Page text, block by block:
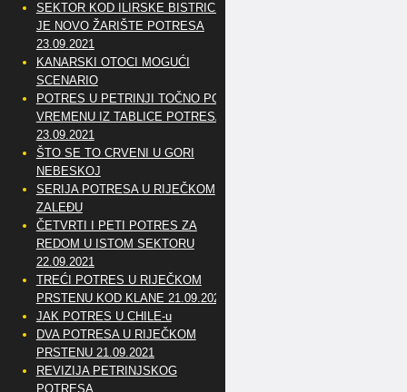
SEKTOR KOD ILIRSKE BISTRICE
JE NOVO ŽARIŠTE POTRESA
23.09.2021
KANARSKI OTOCI MOGUĆI
SCENARIO
POTRES U PETRINJI TOČNO PO
VREMENU IZ TABLICE POTRESA
23.09.2021
ŠTO SE TO CRVENI U GORI
NEBESKOJ
SERIJA POTRESA U RIJEČKOM
ZALEĐU
ČETVRTI I PETI POTRES ZA
REDOM U ISTOM SEKTORU
22.09.2021
TREĆI POTRES U RIJEČKOM
PRSTENU KOD KLANE 21.09.2021
JAK POTRES U CHILE-u
DVA POTRESA U RIJEČKOM
PRSTENU 21.09.2021
REVIZIJA PETRINJSKOG
POTRESA